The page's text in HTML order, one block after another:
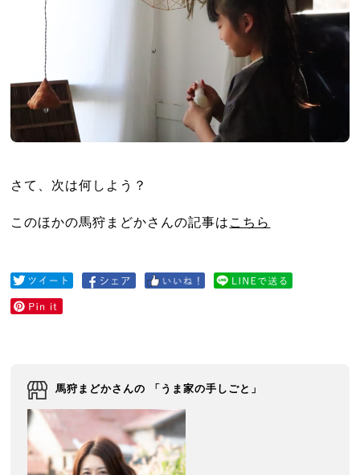
さて、次は何しよう？
このほかの馬狩まどかさんの記事は こちら
馬狩まどかさんの 「うま家の手しごと」